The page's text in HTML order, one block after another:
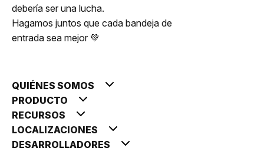
debería ser una lucha.
Hagamos juntos que cada bandeja de
entrada sea mejor 💚
QUIÉNES SOMOS
PRODUCTO
RECURSOS
LOCALIZACIONES
DESARROLLADORES